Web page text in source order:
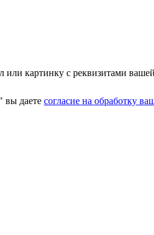
или картинку с реквизитами
вы даете согласие на обработку